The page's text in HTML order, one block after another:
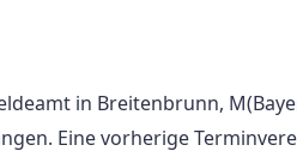
in Breitenbrunn,
Eine vorherige